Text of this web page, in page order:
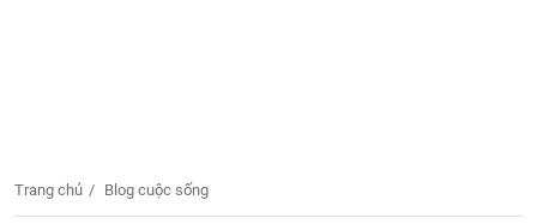
Trang chủ Blog cuộc sống